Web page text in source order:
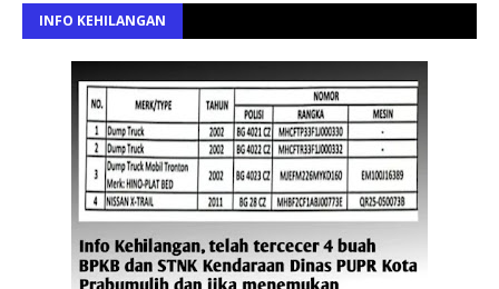
INFO KEHILANGAN